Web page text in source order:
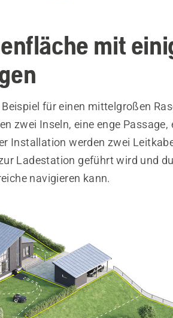
mit
für einen mittelgroßen
zwei Inseln, eine enge Passage,
Installation werden zwei
Ladestation geführt wird und
navigieren kann.